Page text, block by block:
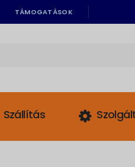
TÁMOGATÁSOK
Szállítás